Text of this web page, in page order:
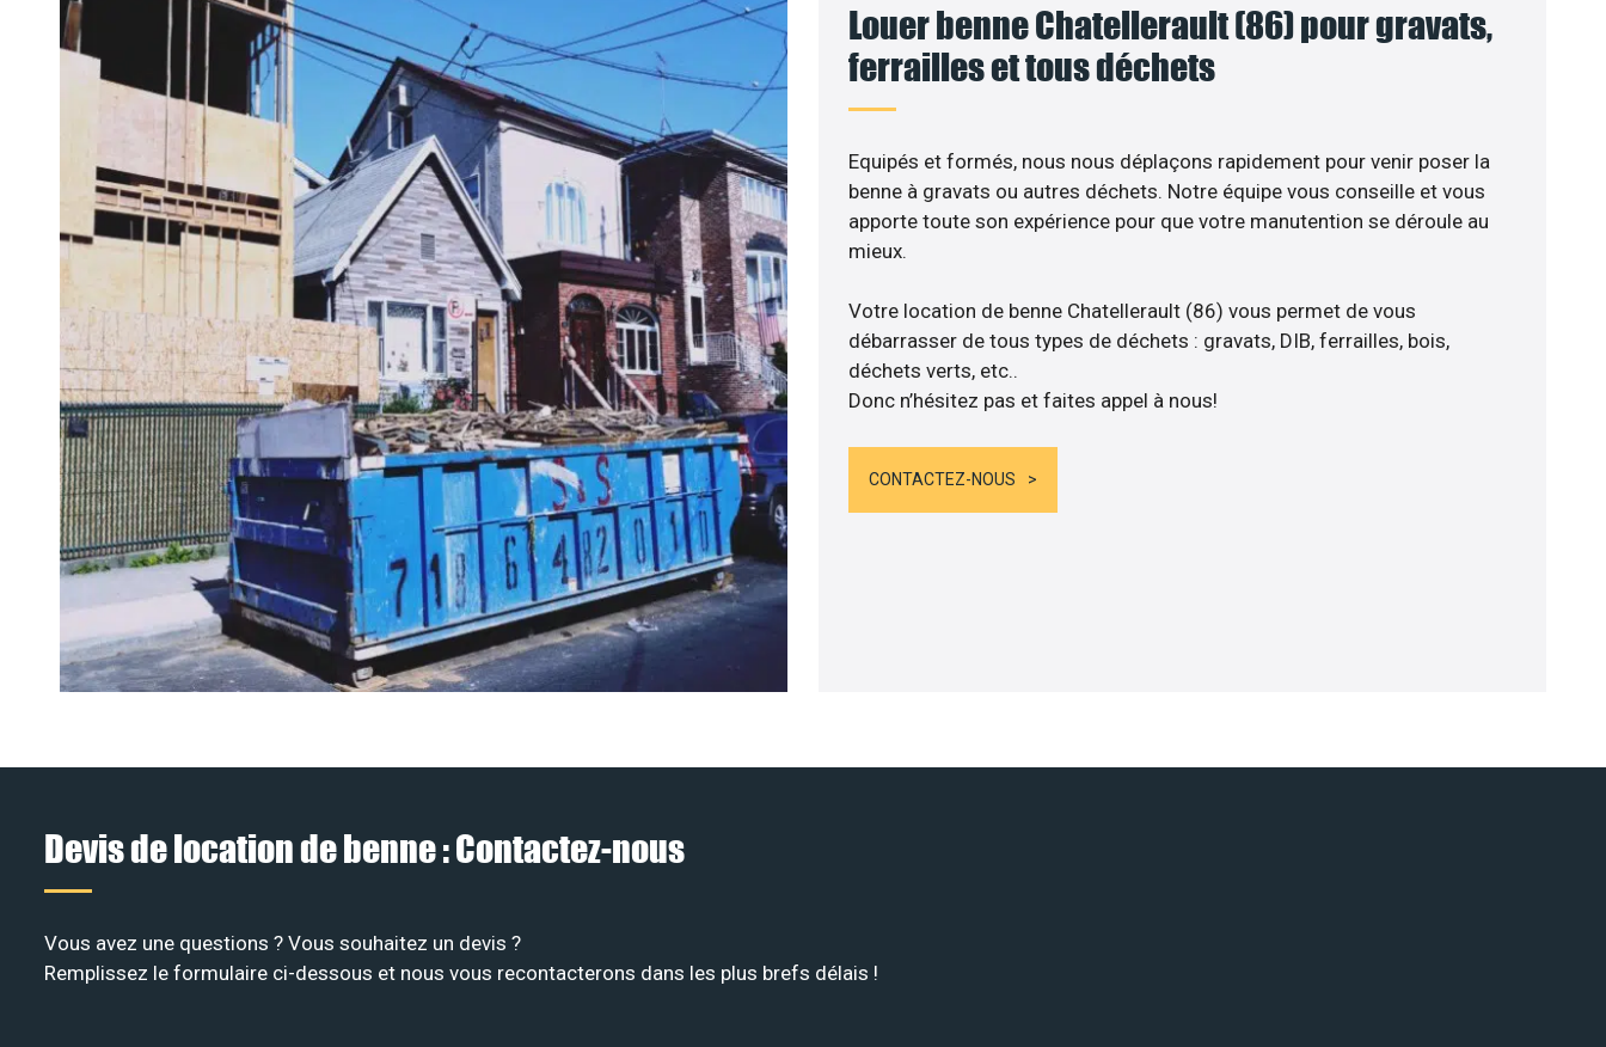
Louer benne Chatellerault (86) pour gravats,
ferrailles et tous déchets
Equipés et formés, nous nous déplaçons rapidement pour venir poser la
benne à gravats ou autres déchets. Notre équipe vous conseille et vous
apporte toute son expérience pour que votre manutention se déroule au
mieux.
Votre location de benne Chatellerault (86) vous permet de vous
débarrasser de tous types de déchets : gravats, DIB, ferrailles, bois,
déchets verts, etc..
Donc n’hésitez pas et faites appel à nous!
CONTACTEZ-NOUS
Devis de location de benne : Contactez-nous
Vous avez une questions ? Vous souhaitez un devis ?
Remplissez le formulaire ci-dessous et nous vous recontacterons dans les plus brefs délais !